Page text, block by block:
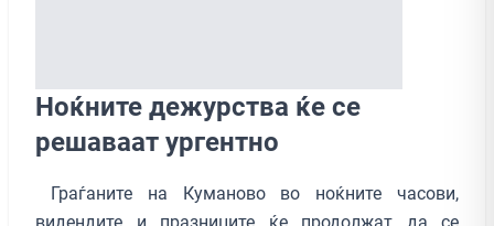
Ноќните дежурства ќе се
решаваат ургентно
Граѓаните на Куманово во ноќните часови,
видендите и празниците ќе продолжат да се